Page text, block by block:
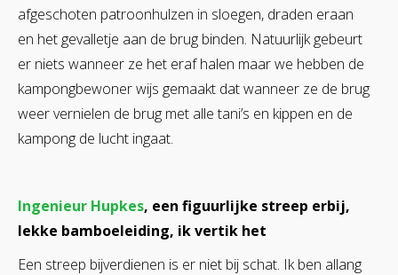
afgeschoten patroonhulzen in sloegen, draden eraan
en het gevalletje aan de brug binden. Natuurlijk gebeurt
er niets wanneer ze het eraf halen maar we hebben de
kampongbewoner wijs gemaakt dat wanneer ze de brug
weer vernielen de brug met alle tani’s en kippen en de
kampong de lucht ingaat.
Ingenieur Hupkes, een figuurlijke streep erbij,
lekke bamboeleiding, ik vertik het
Een streep bijverdienen is er niet bij schat. Ik ben allang